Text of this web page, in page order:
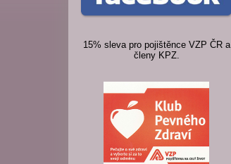
15% sleva pro pojištěnce VZP ČR a
členy KPZ.